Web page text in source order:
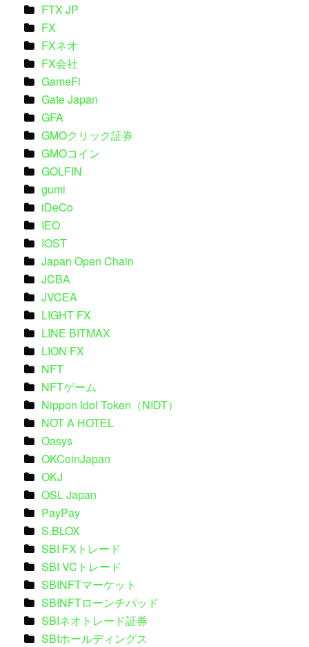
FTX JP
FX
FXネオ
FX会社
GameFi
Gate Japan
GFA
GMOクリック証券
GMOコイン
GOLFIN
gumi
iDeCo
IEO
IOST
Japan Open Chain
JCBA
JVCEA
LIGHT FX
LINE BITMAX
LION FX
NFT
NFTゲーム
Nippon Idol Token（NIDT）
NOT A HOTEL
Oasys
OKCoinJapan
OKJ
OSL Japan
PayPay
S.BLOX
SBI FXトレード
SBI VCトレード
SBINFTマーケット
SBINFTローンチパッド
SBIネオトレード証券
SBIホールディングス